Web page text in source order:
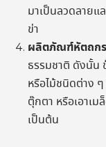
มาเป็นลวดลายแ
ข่า
ผลิตภัณฑ์หัตถกร
ธรรมชาติ ดังนั้น
หรือไม้ชนิดต่าง ๆ
ตุ๊กตา หรือเอาเ
เป็นต้น